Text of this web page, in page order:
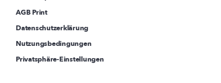
AGB Print
Datenschutzerklärung
Nutzungsbedingungen
Privatsphäre-Einstellungen